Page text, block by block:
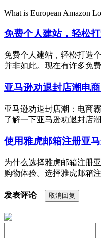
What is European Amazon
免费个人建站，轻松
免费个人建站，轻松打造
并非如此。现在有许多免
亚马逊劝退封店潮电
亚马逊劝退封店潮：电商
了解一下亚马逊劝退封店
使用雅虎邮箱注册亚
为什么选择雅虎邮箱注册
购物体验。选择雅虎邮箱
发表评论 取消回复